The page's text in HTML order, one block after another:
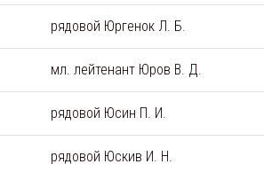
рядовой Юргенок Л. Б.
мл. лейтенант Юров В. Д.
рядовой Юсин П. И.
рядовой Юскив И. Н.